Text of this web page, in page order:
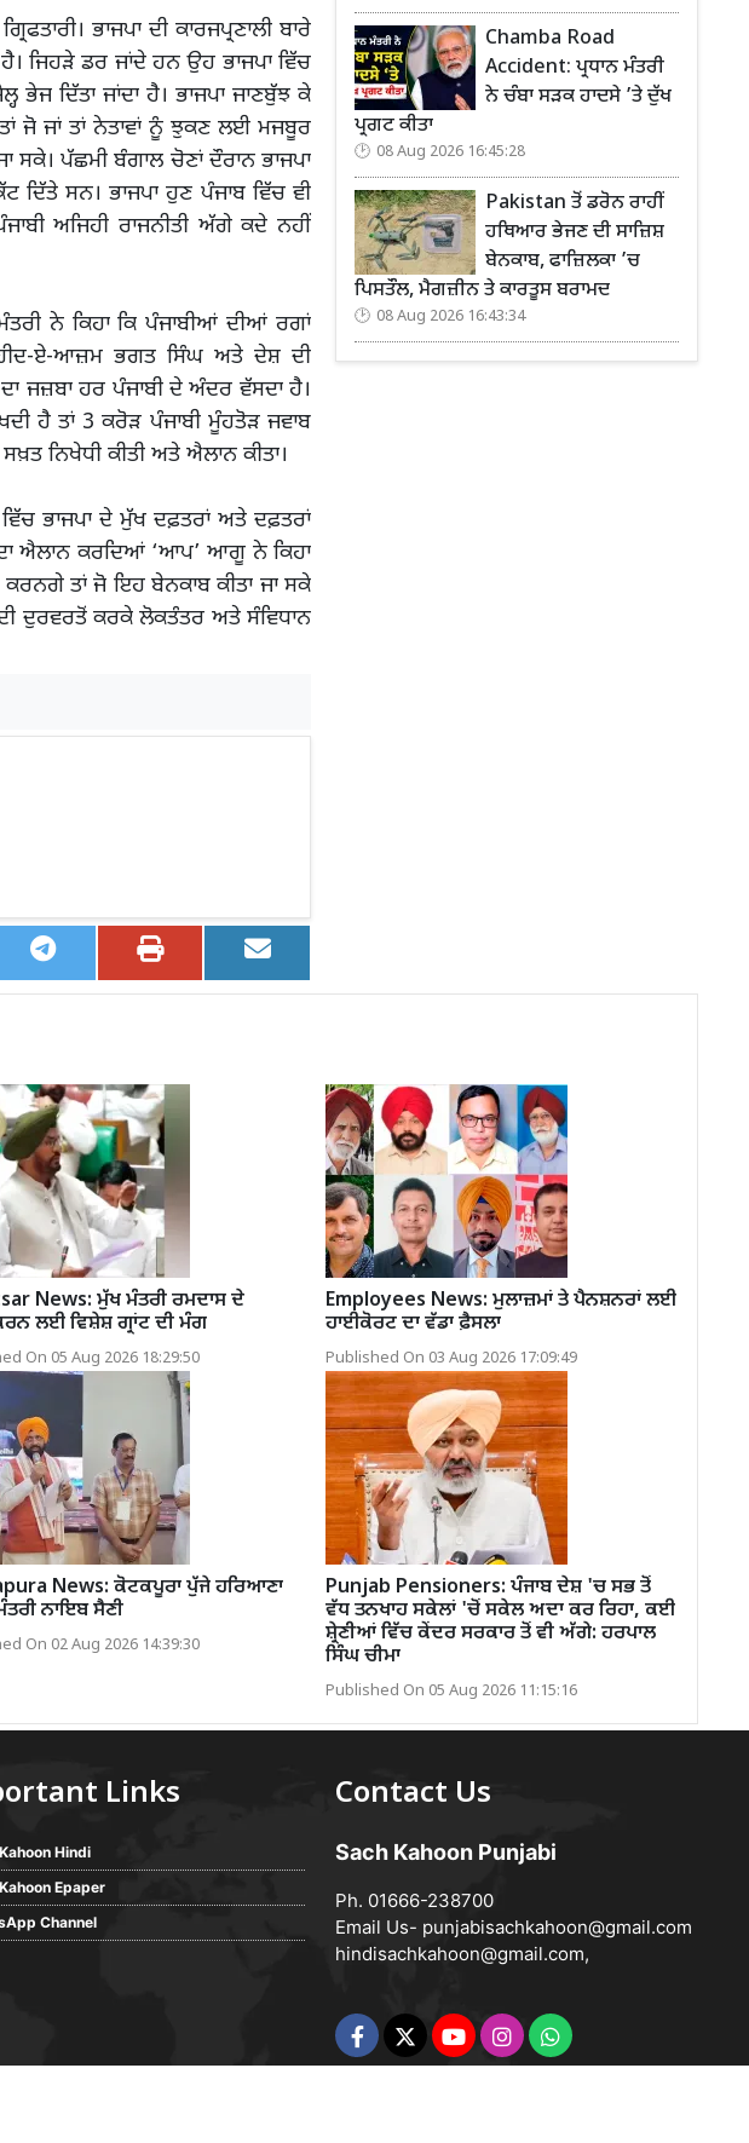
ਭਾਜਪਾ ਦੀ ਕਾਰਜਪ੍ਰਣਾਲੀ ਬਾਰੇ
ਹੈ। ਜਿਹੜੇ ਡਰ ਜਾਂਦੇ ਹਨ ਉਹ ਭਾਜਪਾ ਵਿੱਚ
ਦਿੱਤਾ ਜਾਂਦਾ ਹੈ। ਭਾਜਪਾ ਜਾਣਬੁੱਝ ਕੇ
ਜੋ ਜਾਂ ਤਾਂ ਨੇਤਾਵਾਂ ਨੂੰ ਝੁਕਣ ਲਈ ਮਜਬੂਰ
ਸਕੇ। ਪੱਛਮੀ ਬੰਗਾਲ ਚੋਣਾਂ ਦੌਰਾਨ ਭਾਜਪਾ
ਸਨ। ਭਾਜਪਾ ਹੁਣ ਪੰਜਾਬ ਵਿੱਚ ਵੀ
ਅਜਿਹੀ ਰਾਜਨੀਤੀ ਅੱਗੇ ਕਦੇ ਨਹੀਂ
ਨੇ ਕਿਹਾ ਕਿ ਪੰਜਾਬੀਆਂ ਦੀਆਂ ਰਗਾਂ
ਏ-ਆਜ਼ਮ ਭਗਤ ਸਿੰਘ ਅਤੇ ਦੇਸ਼ ਦੀ
ਜਜ਼ਬਾ ਹਰ ਪੰਜਾਬੀ ਦੇ ਅੰਦਰ ਵੱਸਦਾ ਹੈ।
ਹੈ ਤਾਂ 3 ਕਰੋੜ ਪੰਜਾਬੀ ਮੂੰਹਤੋੜ ਜਵਾਬ
ਨਿਖੇਧੀ ਕੀਤੀ ਅਤੇ ਐਲਾਨ ਕੀਤਾ।
ਭਾਜਪਾ ਦੇ ਮੁੱਖ ਦਫ਼ਤਰਾਂ ਅਤੇ ਦਫ਼ਤਰਾਂ
ਐਲਾਨ ਕਰਦਿਆਂ ‘ਆਪ’ ਆਗੂ ਨੇ ਕਿਹਾ
ਤਾਂ ਜੋ ਇਹ ਬੇਨਕਾਬ ਕੀਤਾ ਜਾ ਸਕੇ
ਦੁਰਵਰਤੋਂ ਕਰਕੇ ਲੋਕਤੰਤਰ ਅਤੇ ਸੰਵਿਧਾਨ
Chamba Road
Accident: ਪ੍ਰਧਾਨ ਮੰਤਰੀ
ਨੇ ਚੰਬਾ ਸੜਕ ਹਾਦਸੇ ’ਤੇ ਦੁੱਖ
ਪ੍ਰਗਟ ਕੀਤਾ
08 Aug 2026 16:45:28
Pakistan ਤੋਂ ਡਰੋਨ ਰਾਹੀਂ
ਹਥਿਆਰ ਭੇਜਣ ਦੀ ਸਾਜ਼ਿਸ਼
ਬੇਨਕਾਬ, ਫਾਜ਼ਿਲਕਾ ’ਚ
ਪਿਸਤੌਲ, ਮੈਗਜ਼ੀਨ ਤੇ ਕਾਰਤੂਸ ਬਰਾਮਦ
08 Aug 2026 16:43:34
News: ਮੁੱਖ ਮੰਤਰੀ ਰਮਦਾਸ ਦੇ
ਲਈ ਵਿਸ਼ੇਸ਼ ਗ੍ਰਾਂਟ ਦੀ ਮੰਗ
On 05 Aug 2026 18:29:50
Employees News: ਮੁਲਾਜ਼ਮਾਂ ਤੇ ਪੈਨਸ਼ਨਰਾਂ ਲਈ
ਹਾਈਕੋਰਟ ਦਾ ਵੱਡਾ ਫ਼ੈਸਲਾ
Published On 03 Aug 2026 17:09:49
News: ਕੋਟਕਪੂਰਾ ਪੁੱਜੇ ਹਰਿਆਣਾ
ਨਾਇਬ ਸੈਣੀ
On 02 Aug 2026 14:39:30
Punjab Pensioners: ਪੰਜਾਬ ਦੇਸ਼ 'ਚ ਸਭ ਤੋਂ
ਵੱਧ ਤਨਖਾਹ ਸਕੇਲਾਂ 'ਚੋਂ ਸਕੇਲ ਅਦਾ ਕਰ ਰਿਹਾ, ਕਈ
ਸ਼੍ਰੇਣੀਆਂ ਵਿੱਚ ਕੇਂਦਰ ਸਰਕਾਰ ਤੋਂ ਵੀ ਅੱਗੇ: ਹਰਪਾਲ
ਸਿੰਘ ਚੀਮਾ
Published On 05 Aug 2026 11:15:16
Links
Hindi
Epaper
Channel
Contact Us
Sach Kahoon Punjabi
Ph. 01666-238700
Email Us- punjabisachkahoon@gmail.com
hindisachkahoon@gmail.com,